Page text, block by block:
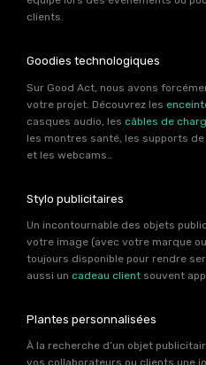
clients.
Goodies technologiques
Sur Good Act, nous avons
votre projet. Découvrez les
casques audio, les câbles de
les montres santé, les supports
et les webcams…
Stylo publicitaires
Un incontournable des objets
votre image (avec votre marque
toujours disponible pour rendre
aussi un cadeau client souvent
Plantes personnalisées
À la recherche d’un objet